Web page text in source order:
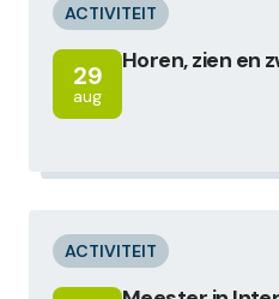
ACTIVITEIT
29
aug
Horen, zien en
ACTIVITEIT